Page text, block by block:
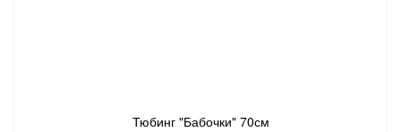
Тюбинг "Бабочки" 70см